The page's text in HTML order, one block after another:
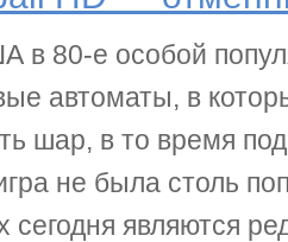
в 80-е особой
автоматы, в
шар, в то время
не была столь
сегодня являются